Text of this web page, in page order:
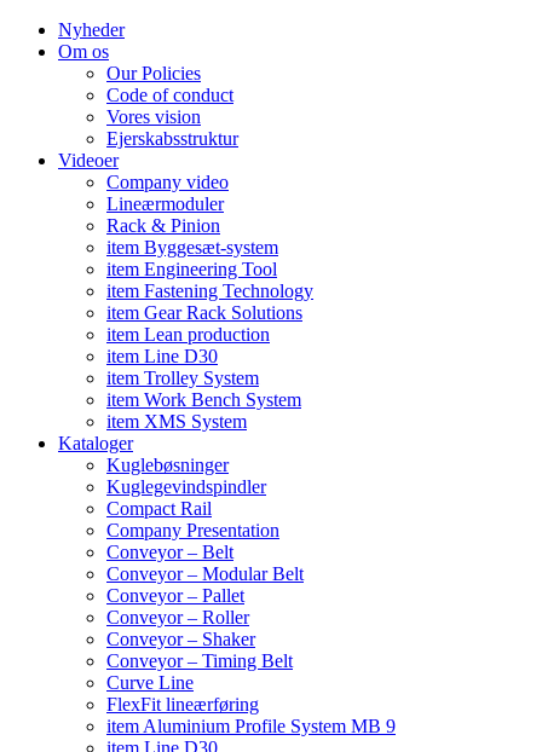
Nyheder
Om os
Our Policies
Code of conduct
Vores vision
Ejerskabsstruktur
Videoer
Company video
Lineærmoduler
Rack & Pinion
item Byggesæt-system
item Engineering Tool
item Fastening Technology
item Gear Rack Solutions
item Lean production
item Line D30
item Trolley System
item Work Bench System
item XMS System
Kataloger
Kuglebøsninger
Kuglegevindspindler
Compact Rail
Company Presentation
Conveyor – Belt
Conveyor – Modular Belt
Conveyor – Pallet
Conveyor – Roller
Conveyor – Shaker
Conveyor – Timing Belt
Curve Line
FlexFit lineærføring
item Aluminium Profile System MB 9
item Line D30